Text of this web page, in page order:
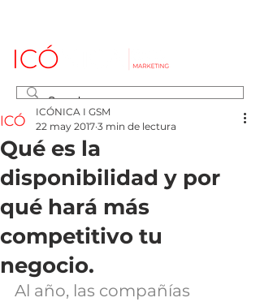
Qué es la
disponibilidad y por
qué hará más
competitivo tu
negocio.
ICÓNICA I GSM
22 may 2017 3 min de lectura
Al año, las compañías